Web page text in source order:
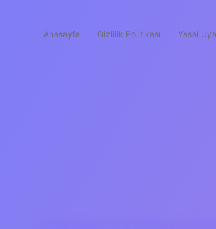
Anasayfa Gizlilik Politikası Yasal